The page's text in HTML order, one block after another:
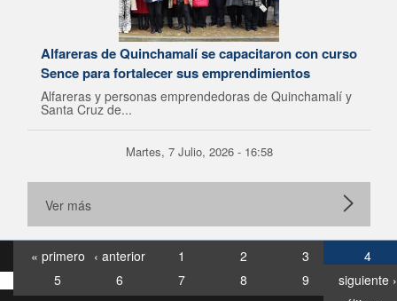
Alfareras de Quinchamalí se capacitaron con curso
Sence para fortalecer sus emprendimientos
Alfareras y personas emprendedoras de Quinchamalí y
Santa Cruz de...
Martes, 7 Julio, 2026 - 16:58
Ver más
« primero ‹ anterior 1 2 3
4
5
6 7 8 9
siguiente ›